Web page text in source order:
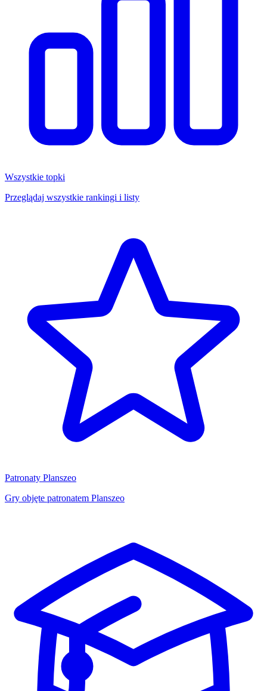
Wszystkie topki
Przeglądaj wszystkie rankingi i listy
Patronaty Planszeo
Gry objęte patronatem Planszeo